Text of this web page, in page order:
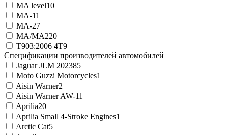
MA level10
MA-11
MA-27
MA/MA220
T903:2006 4T9
Спецификации производителей автомобилей
Jaguar JLM 202385
Moto Guzzi Motorcycles1
Aisin Warner2
Aisin Warner AW-11
Aprilia20
Aprilia Small 4-Stroke Engines1
Arctic Cat5